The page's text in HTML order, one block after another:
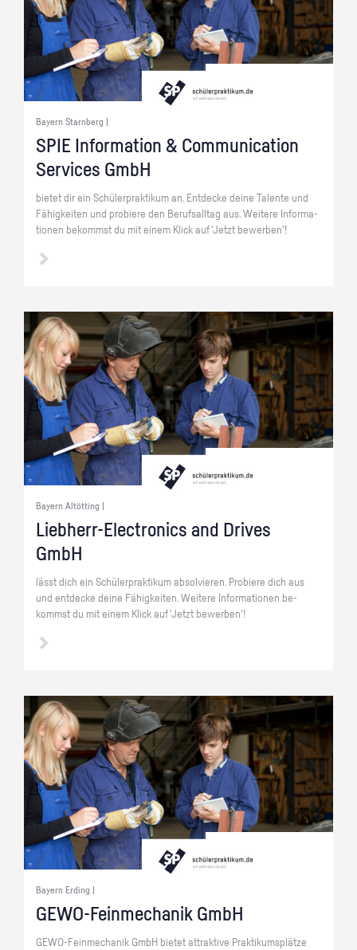
Bayern Starnberg |
SPIE In­for­ma­ti­on & Com­mu­ni­ca­ti­on
Ser­vices GmbH
bie­tet dir ein Schü­ler­prak­ti­kum an. Ent­de­cke deine Ta­len­te und
Fä­hig­kei­ten und pro­bie­re den Be­rufs­all­tag aus. Wei­te­re In­for­ma­
tio­nen be­kommst du mit einem Klick auf 'Jetzt be­wer­ben'!
Bayern Altötting |
Lieb­herr-Elec­tro­nics and Dri­ves
GmbH
lässt dich ein Schü­ler­prak­ti­kum ab­sol­vie­ren. Pro­bie­re dich aus
und ent­de­cke deine Fä­hig­kei­ten. Wei­te­re In­for­ma­tio­nen be­
kommst du mit einem Klick auf 'Jetzt be­wer­ben'!
Bayern Erding |
GE­WO-Fein­me­cha­nik GmbH
GE­WO-Fein­me­cha­nik GmbH bie­tet at­trak­ti­ve Prak­ti­kums­plät­ze